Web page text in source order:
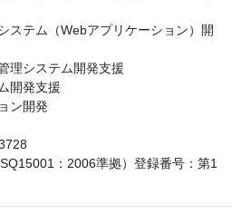
ステム（Webアプリケーション）開
理システム開発支援
開発支援
ン開発
：2006準拠）登録番号：第1